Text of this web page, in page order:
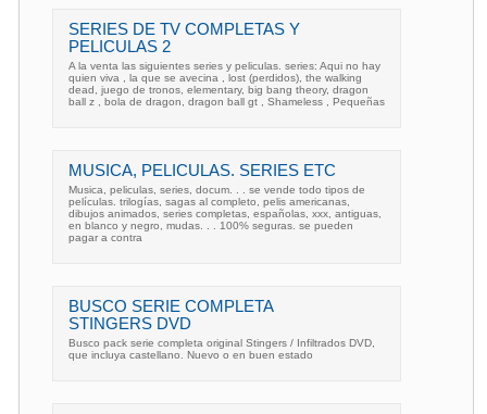
SERIES DE TV COMPLETAS Y
PELICULAS 2
A la venta las siguientes series y peliculas. series: Aqui no hay
quien viva , la que se avecina , lost (perdidos), the walking
dead, juego de tronos, elementary, big bang theory, dragon
ball z , bola de dragon, dragon ball gt , Shameless , Pequeñas
MUSICA, PELICULAS. SERIES ETC
Musica, peliculas, series, docum. . . se vende todo tipos de
películas. trilogías, sagas al completo, pelis americanas,
dibujos animados, series completas, españolas, xxx, antiguas,
en blanco y negro, mudas. . . 100% seguras. se pueden
pagar a contra
BUSCO SERIE COMPLETA
STINGERS DVD
Busco pack serie completa original Stingers / Infiltrados DVD,
que incluya castellano. Nuevo o en buen estado